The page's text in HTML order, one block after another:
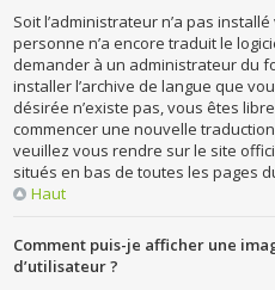
Soit l’administrateur n’a pas
personne n’a encore traduit le
demander à un administrateur du
installer l’archive de langue que
désirée n’existe pas, vous êtes
commencer une nouvelle
veuillez vous rendre sur le site
situés en bas de toutes les pages
Haut
Comment puis-je afficher une
d’utilisateur ?